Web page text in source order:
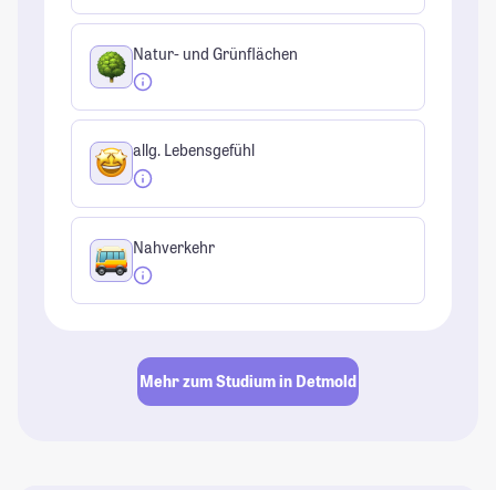
Natur- und Grünflächen
allg. Lebensgefühl
Nahverkehr
Mehr zum Studium in Detmold